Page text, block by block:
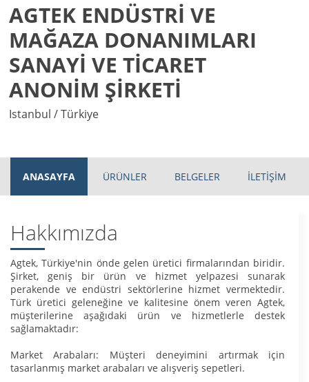
AGTEK ENDÜSTRİ VE
MAĞAZA DONANIMLARI
SANAYİ VE TİCARET
ANONİM ŞİRKETİ
Istanbul / Türkiye
ANASAYFA ÜRÜNLER BELGELER İLETİŞİM
Hakkımızda
Agtek, Türkiye'nin önde gelen üretici firmalarından biridir.
Şirket, geniş bir ürün ve hizmet yelpazesi sunarak
perakende ve endüstri sektörlerine hizmet vermektedir.
Türk üretici geleneğine ve kalitesine önem veren Agtek,
müşterilerine aşağıdaki ürün ve hizmetlerle destek
sağlamaktadır:
Market Arabaları: Müşteri deneyimini artırmak için
tasarlanmış market arabaları ve alışveriş sepetleri.